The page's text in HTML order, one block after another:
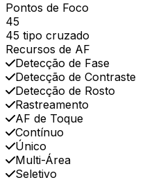
Pontos de Foco
45
45 tipo cruzado
Recursos de AF
Detecção de Fase
Detecção de Contraste
Detecção de Rosto
Rastreamento
AF de Toque
Contínuo
Único
Multi-Área
Seletivo